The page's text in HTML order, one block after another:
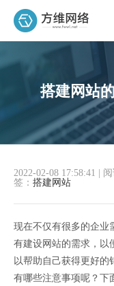
搭建网站
2022-02-08 17:58:41
签： 搭建网站
现在不仅有很多的企业
有建设网站的需求，以
以帮助自己获得更好的
有哪些注意事项呢？下